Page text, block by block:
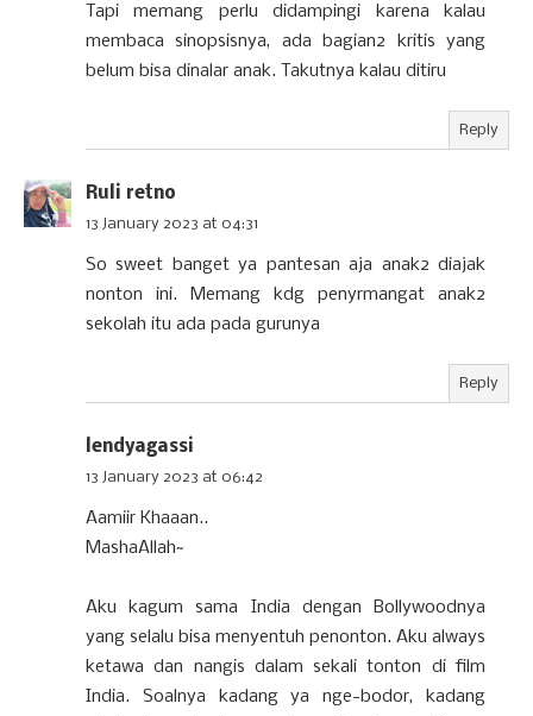
Tapi memang perlu didampingi karena kalau
membaca sinopsisnya, ada bagian2 kritis yang
belum bisa dinalar anak. Takutnya kalau ditiru
Reply
Ruli retno
13 January 2023 at 04:31
So sweet banget ya pantesan aja anak2 diajak
nonton ini. Memang kdg penyrmangat anak2
sekolah itu ada pada gurunya
Reply
lendyagassi
13 January 2023 at 06:42
Aamiir Khaaan..
MashaAllah~
Aku kagum sama India dengan Bollywoodnya
yang selalu bisa menyentuh penonton. Aku always
ketawa dan nangis dalam sekali tonton di film
India. Soalnya kadang ya nge-bodor, kadang